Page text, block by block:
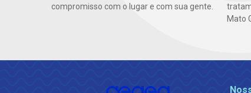
compromisso com o lugar e com sua gente.
Mato